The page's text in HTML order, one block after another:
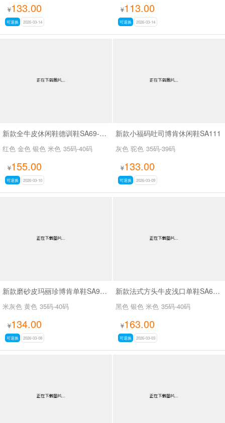
¥133.00
可退换 2026-03-14
¥113.00
可退换 2026-03-14
新款全牛皮休闲鞋德训鞋SA69-20 69-21
红色 金色 银色 米色 35码-40码
¥155.00
可退换 2026-03-10
新款小福码吐司博肯休闲鞋SA111
灰色 驼色 35码-39码
¥133.00
可退换 2026-03-09
新款磨砂皮玛丽珍博肯单鞋SA900-1
米灰色 黄色 35码-40码
¥134.00
可退换 2026-03-08
新款法式方头牛皮浅口单鞋SA66879
黑色 银色 米色 35码-40码
¥163.00
可退换 2026-03-03